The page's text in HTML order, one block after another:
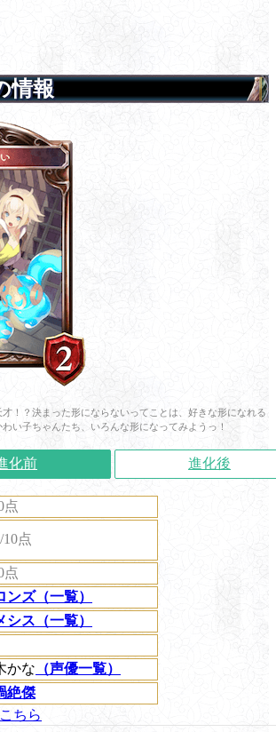
情報
！？決まった形にならないってことは、好きな形になれる
い子ちゃんたち、いろんな形になってみようっ！
化前 進化後
点
/10点
点
ンズ（一覧）
シス（一覧）
かな （声優一覧）
絶傑
ちら